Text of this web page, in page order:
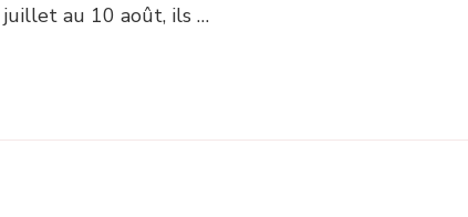
au 10 août, ils …